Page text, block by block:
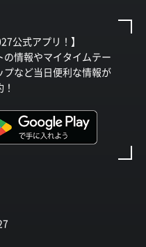
公式アプリ！】
の情報やマイタイムテー
プなど当日便利な情報が